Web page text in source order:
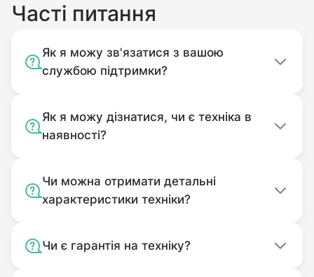
Часті питання
Як я можу зв'язатися з вашою
службою підтримки?
Як я можу дізнатися, чи є техніка в
наявності?
Чи можна отримати детальні
характеристики техніки?
Чи є гарантія на техніку?